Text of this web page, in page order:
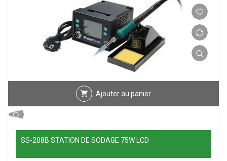
Ajouter au panier
SS-208B STATION DE SODAGE 75W LCD